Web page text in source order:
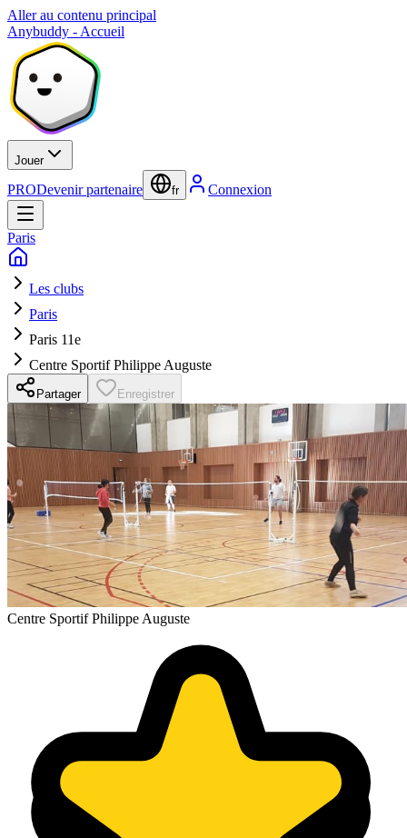
Aller au contenu principal
Anybuddy - Accueil
Jouer
PRODevenir partenaire fr Connexion
Paris
Les clubs
Paris
Paris 11e
Centre Sportif Philippe Auguste
Partager Enregistrer
Centre Sportif Philippe Auguste